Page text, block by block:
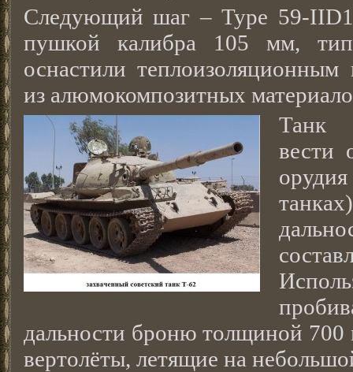
Следующий шаг – Type 59-
пушкой калибра 105 мм,
оснастили
из алюмокомпозитных
Танк
вести
дальности броню толщиной 700
вертолёты, летящие на